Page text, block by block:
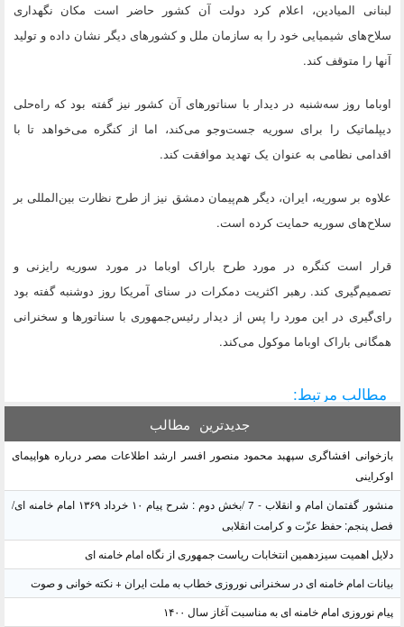
لبنانی المیادین، اعلام کرد دولت آن کشور حاضر است مکان نگهداری
سلاح‌های شیمیایی خود را به سازمان ملل و کشورهای دیگر نشان داده و تولید
آنها را متوقف کند.
اوباما روز سه‌شنبه در دیدار با سناتورهای آن کشور نیز گفته بود که راه‌حلی
دیپلماتیک را برای سوریه جست‌وجو می‌کند، اما از کنگره می‌خواهد تا با
اقدامی نظامی به عنوان یک تهدید موافقت کند.
علاوه بر سوریه، ایران، دیگر هم‌پیمان دمشق نیز از طرح نظارت بین‌المللی بر
سلاح‌های سوریه حمایت کرده است.
قرار است کنگره در مورد طرح باراک اوباما در مورد سوریه رایزنی و
تصمیم‌گیری کند. رهبر اکثریت دمکرات در سنای آمریکا روز دوشنبه گفته بود
رای‌گیری در این مورد را پس از دیدار رئیس‌جمهوری با سناتورها و سخنرانی
همگانی باراک اوباما موکول می‌کند.
مطالب مرتبط:
جدیدترین مطالب
بازخوانی افشاگری سپهبد محمود منصور افسر ارشد اطلاعات مصر درباره هواپیمای
اوکراینی
منشور گفتمان امام و انقلاب - 7 /بخش دوم : شرح پیام ۱۰ خرداد ۱۳۶۹ امام خامنه ای/
فصل پنجم: حفظ عزّت و کرامت انقلابی
دلایل اهمیت سیزدهمین انتخابات ریاست جمهوری از نگاه امام خامنه ای
بیانات امام خامنه ای در سخنرانی نوروزی خطاب به ملت ایران + نکته خوانی و صوت
پیام نوروزی امام خامنه ای به مناسبت آغاز سال ۱۴۰۰